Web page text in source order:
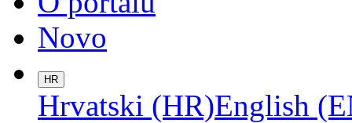
Novo
HR
Hrvatski (HR)English